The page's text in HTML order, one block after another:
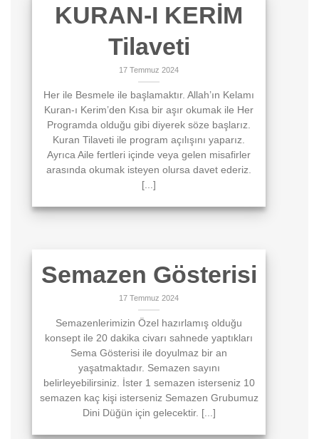
KURAN-I KERİM
Tilaveti
17 Temmuz 2024
Her ile Besmele ile başlamaktır. Allah’ın Kelamı
Kuran-ı Kerim’den Kısa bir aşır okumak ile Her
Programda olduğu gibi diyerek söze başlarız.
Kuran Tilaveti ile program açılışını yaparız.
Ayrıca Aile fertleri içinde veya gelen misafirler
arasında okumak isteyen olursa davet ederiz.
[...]
Semazen Gösterisi
17 Temmuz 2024
Semazenlerimizin Özel hazırlamış olduğu
konsept ile 20 dakika civarı sahnede yaptıkları
Sema Gösterisi ile doyulmaz bir an
yaşatmaktadır. Semazen sayını
belirleyebilirsiniz. İster 1 semazen isterseniz 10
semazen kaç kişi isterseniz Semazen Grubumuz
Dini Düğün için gelecektir. [...]